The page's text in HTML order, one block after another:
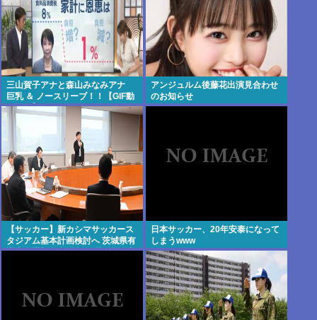
三山賀子アナと森山みなみアナ
巨乳 ＆ ノースリーブ！！【GIF動
画あり】
アンジュルム後藤花出演見合わせ
のお知らせ
【サッカー】新カシマサッカース
タジアム基本計画検討へ 茨城県有
識者会議初会合 公設民営で整備方
日本サッカー、20年安泰になって
しまうwww